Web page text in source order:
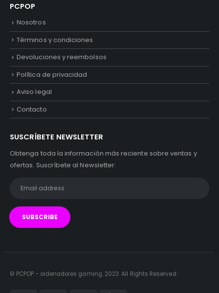
PCPOP
Nosotros
Términos y condiciones
Devoluciones y reembolsos
Política de privacidad
Aviso legal
Contacto
SUSCRÍBETE NEWSLETTER
Obtenga toda la información más reciente sobre ventas y
ofertas. Suscríbete al Newsletter:
© PCPOP - ordenadores gaming. 2023. All Rights Reserved